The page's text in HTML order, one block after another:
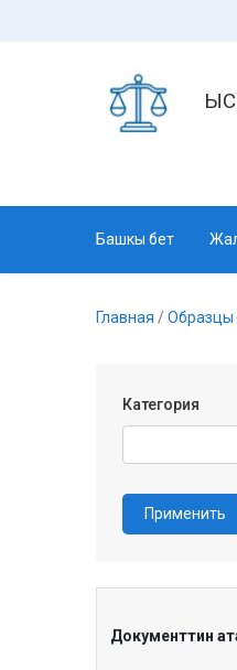
Башкы бет
Главная /Образцы
Категория
Применить
Документтин